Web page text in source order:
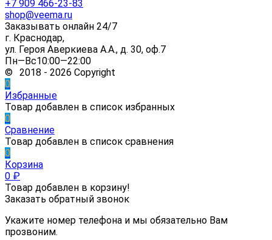
+7 909 466-23-83
shop@veema.ru
Заказывать онлайн 24/7
г. Краснодар,
ул. Героя Аверкиева А.А., д. 30, оф.7
Пн—Вс10:00—22:00
© 2018 - 2026 Copyright
0
Избранные
Товар добавлен в список избранных
0
Сравнение
Товар добавлен в список сравнения
0
Корзина
0 ₽
Товар добавлен в корзину!
Заказать обратный звонок
Укажите номер телефона и мы обязательно Вам
прозвоним.